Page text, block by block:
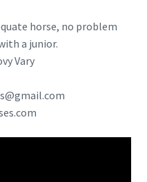
horse, no problem
a junior.
Vary